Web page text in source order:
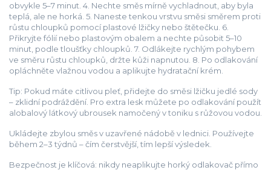
obvykle 5–7 minut. 4. Nechte směs mírně vychladnout, aby byla
teplá, ale ne horká. 5. Naneste tenkou vrstvu směsi směrem proti
růstu chloupků pomocí plastové lžičky nebo štětečku. 6.
Přikryjte fólií nebo plastovým obalem a nechte působit 5–10
minut, podle tloušťky chloupků. 7. Odlákejte rychlým pohybem
ve směru růstu chloupků, držte kůži napnutou. 8. Po odlakování
opláchněte vlažnou vodou a aplikujte hydratační krém.
Tip: Pokud máte citlivou pleť, přidejte do směsi lžičku jedlé sody
– zklidní podráždění. Pro extra lesk můžete po odlakování použít
alobalový látkový ubrousek namočený v toniku s růžovou vodou.
Ukládejte zbylou směs v uzavřené nádobě v lednici. Používejte
během 2–3 týdnů – čím čerstvější, tím lepší výsledek.
Bezpečnost je klíčová: nikdy neaplikujte horký odlakovač přímo